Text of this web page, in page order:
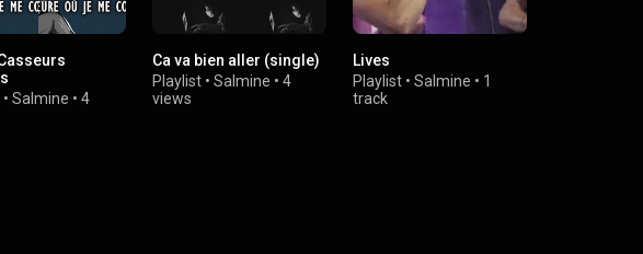
•Salmine •4
Ca va bien aller (single)
Playlist• Salmine • 4
views
Lives
Playlist• Salmine • 1
track